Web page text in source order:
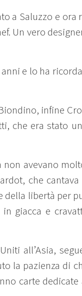
a Saluzzo e ora
Un vero
e lo ha
infine
che era stato
avevano
che
della libertà per
giacca e
all’Asia,
la pazienza di
carte